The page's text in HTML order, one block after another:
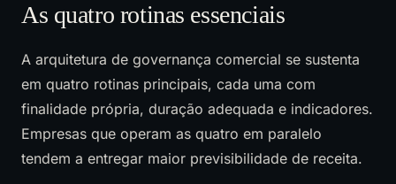
As quatro rotinas essenciais
A arquitetura de governança comercial se sustenta
em quatro rotinas principais, cada uma com
finalidade própria, duração adequada e indicadores.
Empresas que operam as quatro em paralelo
tendem a entregar maior previsibilidade de receita.